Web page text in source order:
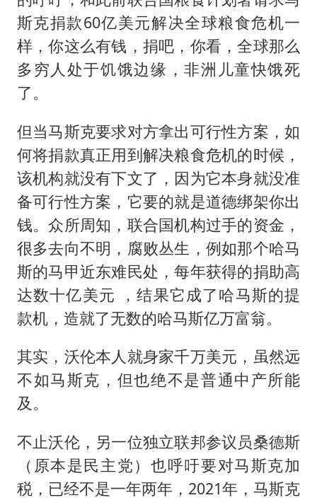
斯克捐款60亿美元解决全球粮食危机一
样，你这么有钱，捐吧，你看，全球那么
多穷人处于饥饿边缘，非洲儿童快饿死
了。
但当马斯克要求对方拿出可行性方案，如
何将捐款真正用到解决粮食危机的时候，
该机构就没有下文了，因为它本身就没准
备可行性方案，它要的就是道德绑架你出
钱。众所周知，联合国机构过手的资金，
很多去向不明，腐败丛生，例如那个哈马
斯的马甲近东难民处，每年获得的捐助高
达数十亿美元 ，结果它成了哈马斯的提
款机，造就了无数的哈马斯亿万富翁。
其实，沃伦本人就身家千万美元，虽然远
不如马斯克，但也绝不是普通中产所能
及。
不止沃伦，另一位独立联邦参议员桑德斯
（原本是民主党）也呼吁要对马斯克加
税，已经不是一年两年，2021年，马斯克